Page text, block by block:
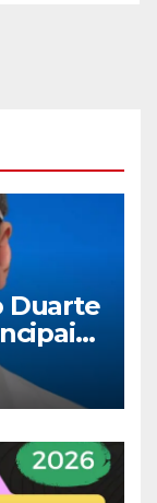
Duarte